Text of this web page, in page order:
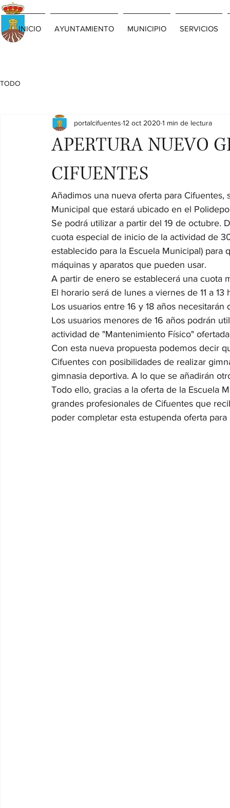
INICIO AYUNTAMIENTO MUNICIPIO SERVICIOS
TODO
APERTURA NUEVO
CIFUENTES
portalcifuentes 12 oct 2020 1 min de lectura
Añadimos una nueva oferta para
Municipal que estará ubicado en el
Se podrá utilizar a partir del 19 de octubre.
cuota especial de inicio de la actividad de
establecido para la Escuela Municipal)
máquinas y aparatos que pueden usar.
A partir de enero se establecerá una cuota
El horario será de lunes a viernes de 11 a
Los usuarios entre 16 y 18 años
Los usuarios menores de 16 años podrán
actividad de "Mantenimiento Físico"
Con esta nueva propuesta podemos decir
Cifuentes con posibilidades de realizar
gimnasia deportiva. A lo que se añadirán
Todo ello, gracias a la oferta de la Escuela
grandes profesionales de Cifuentes que
poder completar esta estupenda oferta